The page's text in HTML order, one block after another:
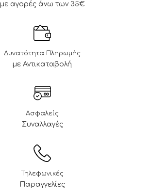
με αγορές άνω των 35€
Δυνατότητα Πληρωμής
με Αντικαταβολή
Ασφαλείς
Συναλλαγές
Τηλεφωνικές
Παραγγελίες